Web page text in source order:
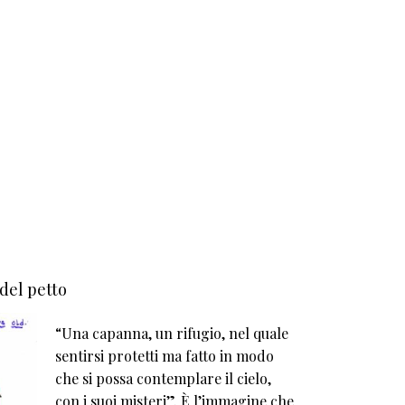
petto
“Una capanna, un rifugio, nel quale
sentirsi protetti ma fatto in modo
che si possa contemplare il cielo,
con i suoi misteri”. È l’immagine che